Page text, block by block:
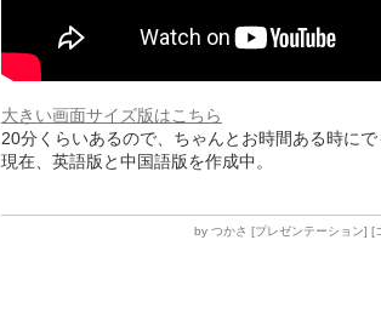
大きい画面サイズ版はこちら
20分くらいあるので、ちゃんとお時間ある時に
現在、英語版と中国語版を作成中。
by つかさ [プレゼンテーション] [